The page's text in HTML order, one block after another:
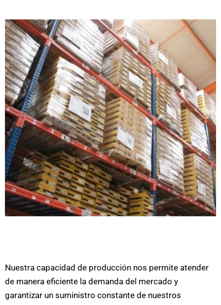
Nuestra capacidad de producción nos permite atender
de manera eficiente la demanda del mercado y
garantizar un suministro constante de nuestros